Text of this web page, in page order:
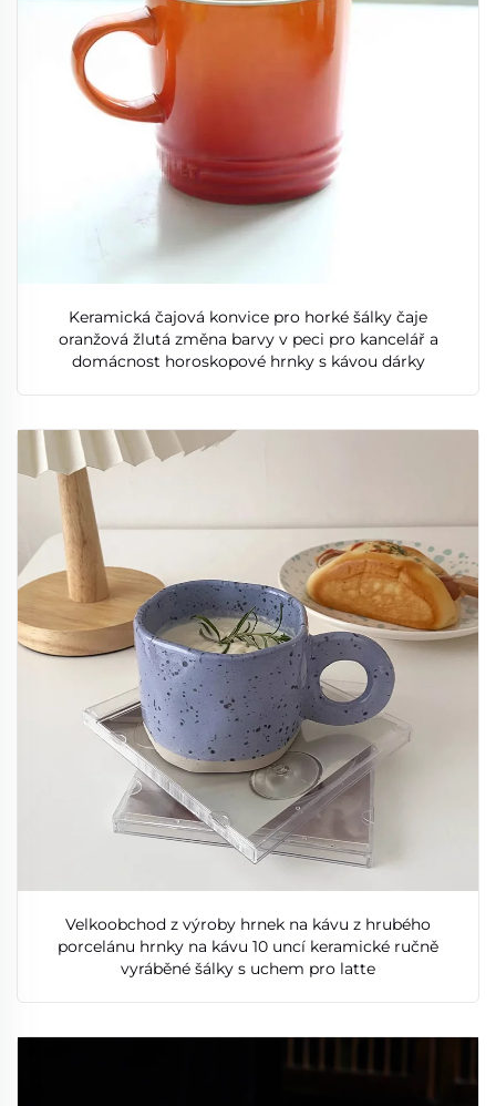
Keramická čajová konvice pro horké šálky čaje
oranžová žlutá změna barvy v peci pro kancelář a
domácnost horoskopové hrnky s kávou dárky
Velkoobchod z výroby hrnek na kávu z hrubého
porcelánu hrnky na kávu 10 uncí keramické ručně
vyráběné šálky s uchem pro latte